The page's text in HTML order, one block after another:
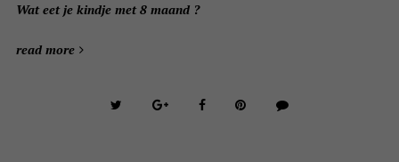
Wat eet je kindje met 8 maand ?
read more